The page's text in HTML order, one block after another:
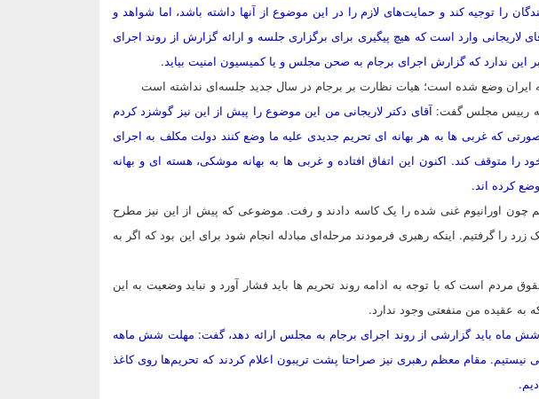
را توجیه کند و حمایت‌های لازم را در این موضوع از آنها داشته باشد، اما شواهد و
لاریجانی وارد است که هیچ پیگیری‌ برای برگزاری جلسه و ارائه گزارش از روند اجرای
ندارد که گزارش اجرای برجام به صحن مجلس و یا کمیسیون امنیت بیاید.
ایران وضع شده است؛ هیات نظارت بر برجام در سال جدید جلسه‌ای نداشته است
به رییس مجلس گفت:آقای دکتر لاریجانی من این موضوع را پیش از این نیز گوشزد کردم
که غربی ها به هر بهانه ای تحریم جدیدی علیه ما وضع کنند دولت مکلف به اجرای
را متوقف کند. اکنون این اتفاق افتاده و غربی ها به بهانه موشکی، هسته ای و بهانه
چون اورانیوم غنی شده را یک کاسه دادند و رفت. موضوعی که پیش از این نیز مطرح
را گرفتیم. اینکه رهبری فرمودند مرحله‌ای مبادله انجام شود برای این بود که اگر به
است که با توجه به ادامه روند تحریم ها باید فشار آورد و نباید وضعیت به این
به عقیده من منفعتی وجود ندارد.
شش ماه باید گزارشی از روند اجرای برجام به مجلس ارائه دهد، گفت: مهلت شش ماهه
نیستیم. مقام معظم رهبری نیز صراحتا پشت تریبون اعلام کردند که تحریم‌ها روی کاغذ